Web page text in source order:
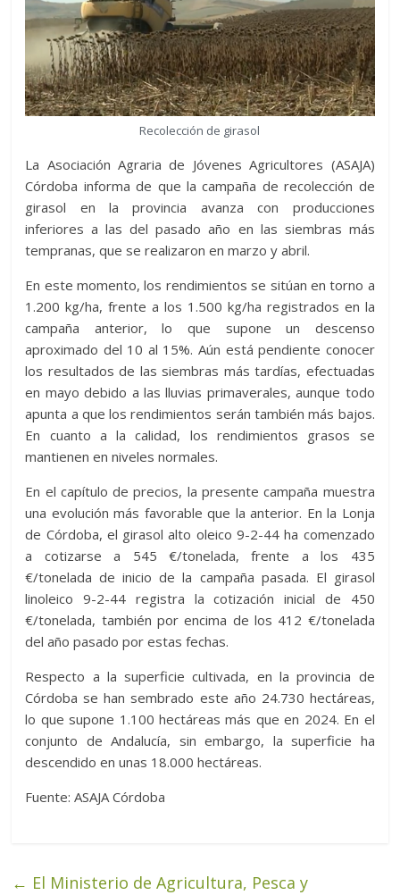
Recolección de girasol
La Asociación Agraria de Jóvenes Agricultores (ASAJA)
Córdoba informa de que la campaña de recolección de
girasol en la provincia avanza con producciones
inferiores a las del pasado año en las siembras más
tempranas, que se realizaron en marzo y abril.
En este momento, los rendimientos se sitúan en torno a
1.200 kg/ha, frente a los 1.500 kg/ha registrados en la
campaña anterior, lo que supone un descenso
aproximado del 10 al 15%. Aún está pendiente conocer
los resultados de las siembras más tardías, efectuadas
en mayo debido a las lluvias primaverales, aunque todo
apunta a que los rendimientos serán también más bajos.
En cuanto a la calidad, los rendimientos grasos se
mantienen en niveles normales.
En el capítulo de precios, la presente campaña muestra
una evolución más favorable que la anterior. En la Lonja
de Córdoba, el girasol alto oleico 9-2-44 ha comenzado
a cotizarse a 545 €/tonelada, frente a los 435
€/tonelada de inicio de la campaña pasada. El girasol
linoleico 9-2-44 registra la cotización inicial de 450
€/tonelada, también por encima de los 412 €/tonelada
del año pasado por estas fechas.
Respecto a la superficie cultivada, en la provincia de
Córdoba se han sembrado este año 24.730 hectáreas,
lo que supone 1.100 hectáreas más que en 2024. En el
conjunto de Andalucía, sin embargo, la superficie ha
descendido en unas 18.000 hectáreas.
Fuente: ASAJA Córdoba
← El Ministerio de Agricultura, Pesca y